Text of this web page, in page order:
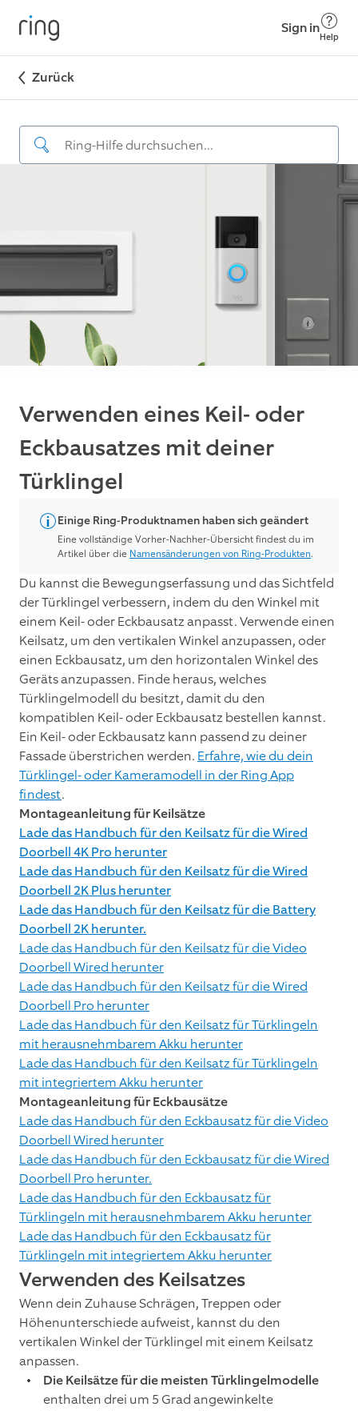
Sign in
Help
Zurück
Verwenden eines Keil- oder
Eckbausatzes mit deiner
Türklingel
Einige Ring-Produktnamen haben sich geändert
Eine vollständige Vorher-Nachher-Übersicht findest du im
Artikel über die Namensänderungen von Ring-Produkten.
Du kannst die Bewegungserfassung und das Sichtfeld
der Türklingel verbessern, indem du den Winkel mit
einem Keil- oder Eckbausatz anpasst. Verwende einen
Keilsatz, um den vertikalen Winkel anzupassen, oder
einen Eckbausatz, um den horizontalen Winkel des
Geräts anzupassen. Finde heraus, welches
Türklingelmodell du besitzt, damit du den
kompatiblen Keil- oder Eckbausatz bestellen kannst.
Ein Keil- oder Eckbausatz kann passend zu deiner
Fassade überstrichen werden. Erfahre, wie du dein
Türklingel- oder Kameramodell in der Ring App
findest.
Montageanleitung für Keilsätze
Lade das Handbuch für den Keilsatz für die Wired
Doorbell 4K Pro herunter
Lade das Handbuch für den Keilsatz für die Wired
Doorbell 2K Plus herunter
Lade das Handbuch für den Keilsatz für die Battery
Doorbell 2K herunter.
Lade das Handbuch für den Keilsatz für die Video
Doorbell Wired herunter
Lade das Handbuch für den Keilsatz für die Wired
Doorbell Pro herunter
Lade das Handbuch für den Keilsatz für Türklingeln
mit herausnehmbarem Akku herunter
Lade das Handbuch für den Keilsatz für Türklingeln
mit integriertem Akku herunter
Montageanleitung für Eckbausätze
Lade das Handbuch für den Eckbausatz für die Video
Doorbell Wired herunter
Lade das Handbuch für den Eckbausatz für die Wired
Doorbell Pro herunter.
Lade das Handbuch für den Eckbausatz für
Türklingeln mit herausnehmbarem Akku herunter
Lade das Handbuch für den Eckbausatz für
Türklingeln mit integriertem Akku herunter
Verwenden des Keilsatzes
Wenn dein Zuhause Schrägen, Treppen oder
Höhenunterschiede aufweist, kannst du den
vertikalen Winkel der Türklingel mit einem Keilsatz
anpassen.
Die Keilsätze für die meisten Türklingelmodelle
enthalten drei um 5 Grad angewinkelte